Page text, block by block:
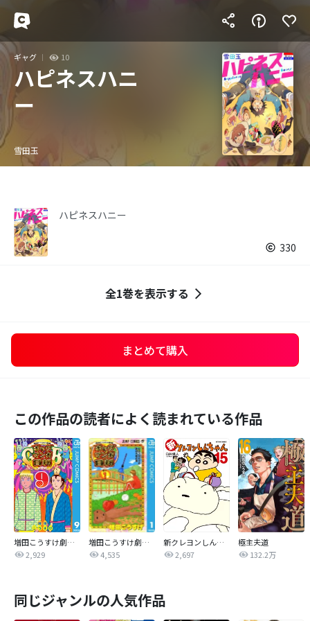
ギャグ 10
ハピネスハニ
ー
雪田玉
ハピネスハニー
330
全1巻を表示する
まとめて購入
この作品の読者によく読まれている作品
増田こうすけ劇場 ギャグマンガ日和GB
2,929
増田こうすけ劇場 ギャグマンガ日和
4,535
新クレヨンしんちゃん
2,697
極主夫道
132.2万
同じジャンルの人気作品